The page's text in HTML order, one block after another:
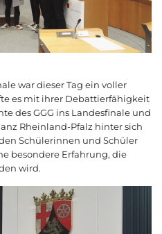
war dieser Tag ein voller
es mit ihrer Debattierfähigkeit
des GGG ins Landesfinale und
Rheinland-Pfalz hinter sich
Schülerinnen und Schüler
besondere Erfahrung, die
wird.